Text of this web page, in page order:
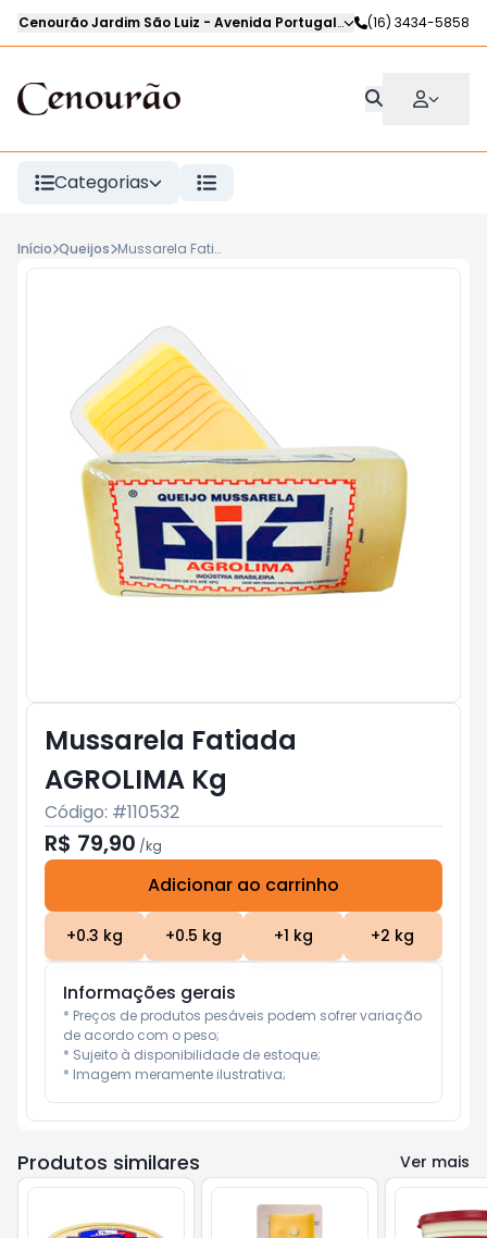
Cenourão Jardim São Luiz - Avenida Portugal, Ribeirão Preto-SP
(16) 3434-5858
Categorias
Início Queijos Mussarela Fatiada AGROLIMA Kg
Mussarela Fatiada
AGROLIMA Kg
Código: #110532
R$ 79,90 /kg
Adicionar ao carrinho
+0.3 kg +0.5 kg +1 kg +2 kg
Informações gerais
* Preços de produtos pesáveis podem sofrer variação
de acordo com o peso;
* Sujeito à disponibilidade de estoque;
* Imagem meramente ilustrativa;
Produtos similares Ver mais